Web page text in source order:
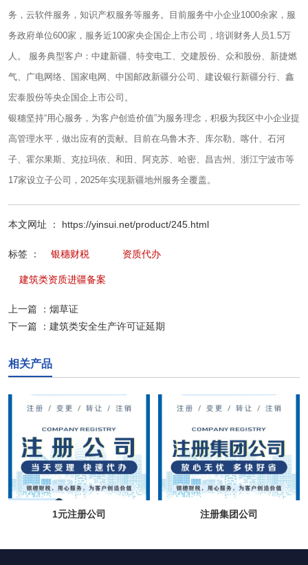
务，云软件服务，知识产权服务等服务。目前服务中小企业1000余家，服
务政府单位600家，服务近100家央企国企上市公司，培训财务人员1.5万
人。 服务典型客户：中建新疆、特变电工、交建股份、众和股份、新捷燃
气、广电网络、国家电网、中国邮政新疆分公司、建设银行新疆分行、鑫
宏泰股份等央企国企上市公司。
银穗坚持“用心服务，为客户创造价值”为服务理念，积极为我区中小企业提
高管理水平，做出应有的贡献。目前在乌鲁木齐、库尔勒、喀什、石河
子、霍尔果斯、克拉玛依、和田、阿克苏、哈密、昌吉州、浙江宁波市等
17家设立子公司，2025年实现新疆地州服务全覆盖。
本文网址 ： https://yinsui.net/product/245.html
标签 ： 银穗财税 资质代办
建筑类资质进疆备案
上一篇 ： 烟草证
下一篇 ： 建筑类安全生产许可证延期
相关产品
1元注册公司 注册集团公司